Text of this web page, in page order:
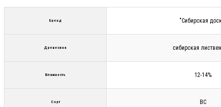
Бренд "Сибирская
Древесина сибирская
Влажность 12-14%
Сорт ВС